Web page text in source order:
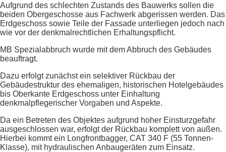
Aufgrund des schlechten Zustands des Bauwerks sollen die
beiden Obergeschosse aus Fachwerk abgerissen werden. Das
Erdgeschoss sowie Teile der Fassade unterliegen jedoch nach
wie vor der denkmalrechtlichen Erhaltungspflicht.
MB Spezialabbruch wurde mit dem Abbruch des Gebäudes
beauftragt.
Dazu erfolgt zunächst ein selektiver Rückbau der
Gebäudestruktur des ehemaligen, historischen Hotelgebäudes
bis Oberkante Erdgeschoss unter Einhaltung
denkmalpflegerischer Vorgaben und Aspekte.
Da ein Betreten des Objektes aufgrund hoher Einsturzgefahr
ausgeschlossen war, erfolgt der Rückbau komplett von außen.
Hierbei kommt ein Longfrontbagger, CAT 340 F (55 Tonnen-
Klasse), mit hydraulischen Anbaugeräten zum Einsatz.